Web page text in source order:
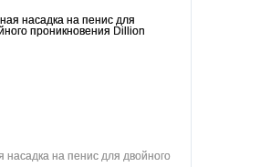
насадка на пенис для двойного